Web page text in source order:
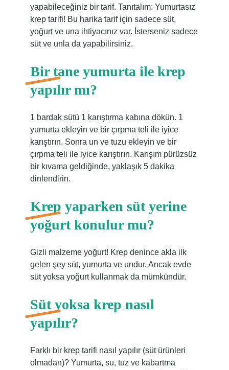
yapabileceğiniz bir tarif. Tanıtalım: Yumurtasız
krep tarifi! Bu harika tarif için sadece süt,
yoğurt ve una ihtiyacınız var. İsterseniz sadece
süt ve unla da yapabilirsiniz.
Bir tane yumurta ile krep
yapılır mı?
1 bardak sütü 1 karıştırma kabına dökün. 1
yumurta ekleyin ve bir çırpma teli ile iyice
karıştırın. Sonra un ve tuzu ekleyin ve bir
çırpma teli ile iyice karıştırın. Karışım pürüzsüz
bir kıvama geldiğinde, yaklaşık 5 dakika
dinlendirin.
Krep yaparken süt yerine
yoğurt konulur mu?
Gizli malzeme yoğurt! Krep denince akla ilk
gelen şey süt, yumurta ve undur. Ancak evde
süt yoksa yoğurt kullanmak da mümkündür.
Süt yoksa krep nasıl
yapılır?
Farklı bir krep tarifi nasıl yapılır (süt ürünleri
olmadan)? Yumurta, su, tuz ve kabartma